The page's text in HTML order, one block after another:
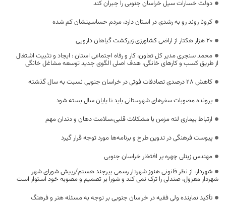
دولت خسارات سیل خراسان جنوبی را جبران کند
کرونا روند رو به رشدی در استان دارد، مردم حساسیتشان کم شده
20 هزار هکتار از اراضی کشاورزی زیرکشت گیاهان دارویی
محمد سنجری مدیر کل تعاون، کار و رفاه اجتماعی استان : ایجاد و تثبیت اشتغال
از طریق کسب و کارهای خانگی، هدف اصلی الگوی جدید توسعه مشاغل خانگی
کاهش ۲۸ درصدی تصادفات فوتی در خراسان جنوبی نسبت به سال گذشته
پرونده مصوبات سفرهای شهرستانی باید تا پایان سال بسته شود
ارتباط بیماری لثه مزمن با مشکلات قلبی،سلامت دهان و دندان مهم
پیوست فرهنگی در تدوین طرح‌ و برنامه‌ها مورد توجه قرار گیرد
مهندس زینلی چهره پر افتخار خراسان جنوبی
شهردار: از نظر قانونی هنوز شهردار رسمی بیرجند هستم/رییش شورای شهر
شهردار معزول، صندلی را ترک نمی کند و شورا بر تصمیم و مصوبه خود استوار است
تأکید نماینده ولی فقیه در خراسان جنوبی بر توجه به مسئله هنر و فرهنگ